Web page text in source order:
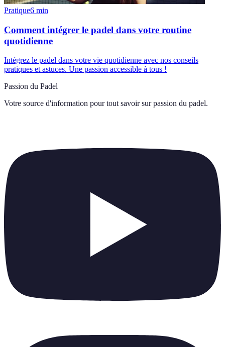
Pratique6 min
Comment intégrer le padel dans votre routine
quotidienne
Intégrez le padel dans votre vie quotidienne avec nos conseils
pratiques et astuces. Une passion accessible à tous !
Passion du Padel
Votre source d'information pour tout savoir sur passion du padel.